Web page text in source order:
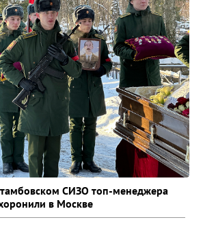
СИЗО топ-менеджера
в Москве